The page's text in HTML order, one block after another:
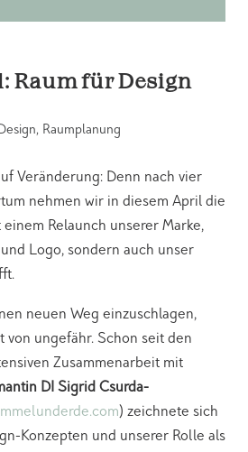
Raum für Design
, Raumplanung
Veränderung: Denn nach vier
nehmen wir in diesem April die
Relaunch unserer Marke,
Logo, sondern auch unser
neuen Weg einzuschlagen,
von ungefähr. Schon seit den
Zusammenarbeit mit
DI Sigrid Csurda-
) zeichnete sich
Konzepten und unserer Rolle als